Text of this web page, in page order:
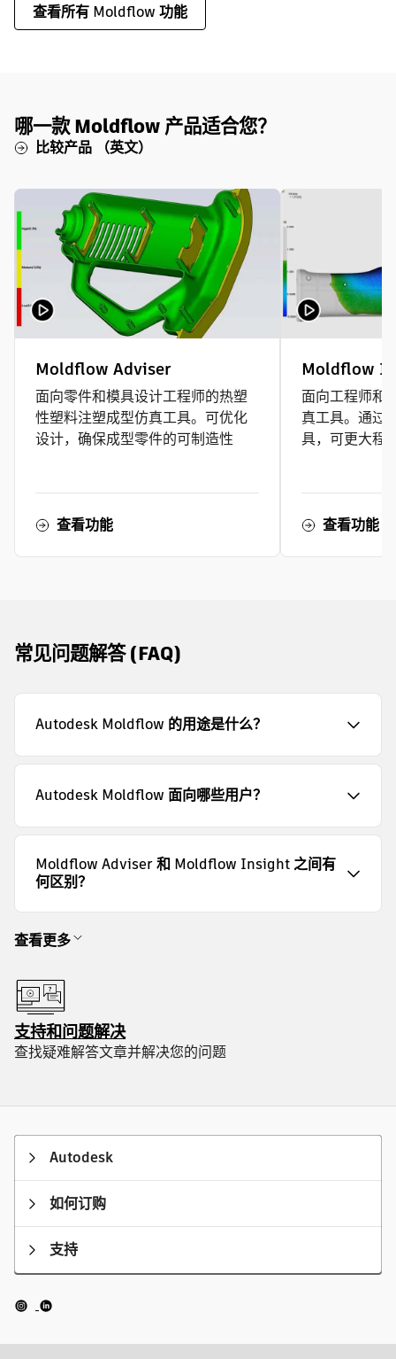
查看所有 Moldflow 功能
哪一款 Moldflow 产品适合您？
比较产品 （英文）
Moldflow Adviser
面向零件和模具设计工程师的热塑
性塑料注塑成型仿真工具。可优化
设计，确保成型零件的可制造性
查看功能
Moldflow
面向工程师和
真工具。通过
具，可更大程
查看功能
常见问题解答 (FAQ)
Autodesk Moldflow 的用途是什么？
Autodesk Moldflow 面向哪些用户？
Moldflow Adviser 和 Moldflow Insight 之间有
何区别？
查看更多
支持和问题解决
查找疑难解答文章并解决您的问题
Autodesk
如何订购
支持